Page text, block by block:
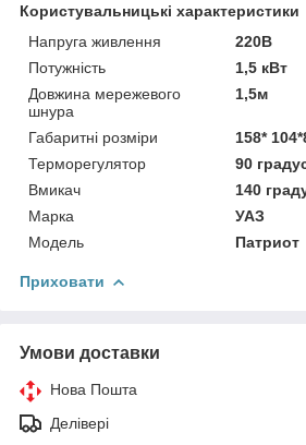
Користувальницькі характеристики
Напруга живлення
220В
Потужність
1,5 кВт
Довжина мережевого
шнура
1,5м
Габаритні розміри
158*
Терморегулятор
90
Вмикач
140
Марка
УАЗ
Модель
Патриот
Приховати
Умови доставки
Нова Пошта
Делівері